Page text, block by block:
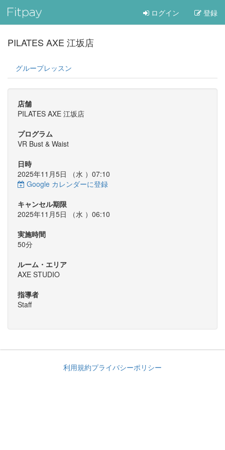
ログイン 登録
PILATES AXE 江坂店
グループレッスン
店舗
PILATES AXE 江坂店
プログラム
VR Bust & Waist
日時
2025年11月5日 （水 ）07:10
Google カレンダーに登録
キャンセル期限
2025年11月5日 （水 ）06:10
実施時間
50分
ルーム・エリア
AXE STUDIO
指導者
Staff
利用規約プライバシーポリシー